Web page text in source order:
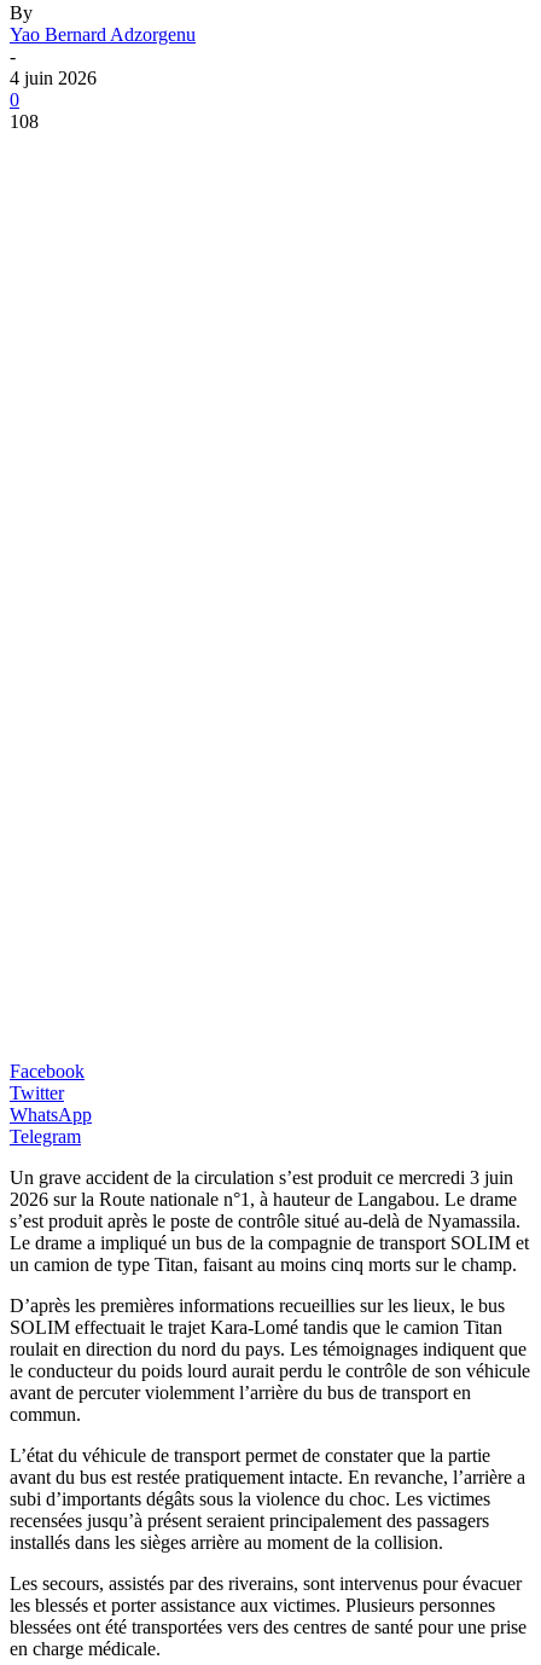
By
Yao Bernard Adzorgenu
-
4 juin 2026
0
108
Facebook
Twitter
WhatsApp
Telegram
Un grave accident de la circulation s’est produit ce mercredi 3 juin
2026 sur la Route nationale n°1, à hauteur de Langabou. Le drame
s’est produit après le poste de contrôle situé au-delà de Nyamassila.
Le drame a impliqué un bus de la compagnie de transport SOLIM et
un camion de type Titan, faisant au moins cinq morts sur le champ.
D’après les premières informations recueillies sur les lieux, le bus
SOLIM effectuait le trajet Kara-Lomé tandis que le camion Titan
roulait en direction du nord du pays. Les témoignages indiquent que
le conducteur du poids lourd aurait perdu le contrôle de son véhicule
avant de percuter violemment l’arrière du bus de transport en
commun.
L’état du véhicule de transport permet de constater que la partie
avant du bus est restée pratiquement intacte. En revanche, l’arrière a
subi d’importants dégâts sous la violence du choc. Les victimes
recensées jusqu’à présent seraient principalement des passagers
installés dans les sièges arrière au moment de la collision.
Les secours, assistés par des riverains, sont intervenus pour évacuer
les blessés et porter assistance aux victimes. Plusieurs personnes
blessées ont été transportées vers des centres de santé pour une prise
en charge médicale.